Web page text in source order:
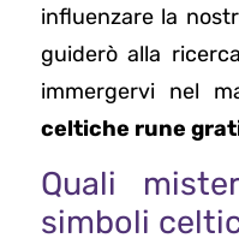
influenzare la
guiderò alla
immergervi nel
celtiche rune
Quali
simboli